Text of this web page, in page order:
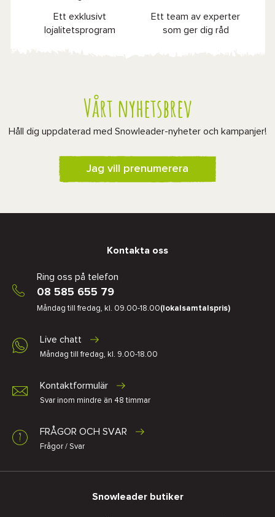
Ett exklusivt
lojalitetsprogram
Ett team av experter
som ger dig råd
Vårt nyhetsbrev
Håll dig uppdaterad med Snowleader-nyheter och kampanjer!
Jag vill prenumerera
Kontakta oss
Ring oss på telefon
08 585 655 79
Måndag till fredag, kl. 09.00-18.00(lokalsamtalspris)
Live chatt
Måndag till fredag, kl. 9.00-18.00
Kontaktformulär
Svar inom mindre än 48 timmar
FRÅGOR OCH SVAR
Frågor / Svar
Snowleader butiker